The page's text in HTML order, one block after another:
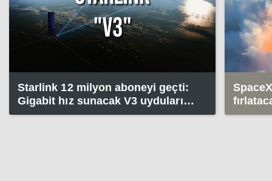
Starlink 12 milyon aboneyi geçti:
Gigabit hız sunacak V3 uyduları
geliyor